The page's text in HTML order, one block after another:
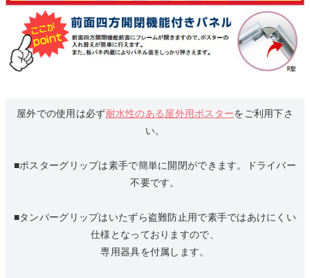
屋外での使用は必ず耐水性のある屋外用ポスターをご利用下さ
い。
■ポスターグリップは素手で簡単に開閉ができます。ドライバー
不要です。
■タンパーグリップはいたずら盗難防止用で素手ではあけにくい
仕様となっておりますので、
専用器具を付属します。